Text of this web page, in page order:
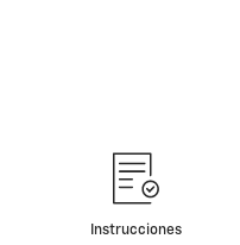
Instrucciones